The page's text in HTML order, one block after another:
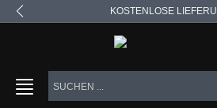
springen KOSTENLOSE